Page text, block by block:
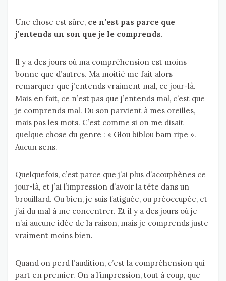
Une chose est sûre, ce n’est pas parce que
j’entends un son que je le comprends.
Il y a des jours où ma compréhension est moins
bonne que d’autres. Ma moitié me fait alors
remarquer que j’entends vraiment mal, ce jour-là.
Mais en fait, ce n’est pas que j’entends mal, c’est que
je comprends mal. Du son parvient à mes oreilles,
mais pas les mots. C’est comme si on me disait
quelque chose du genre : « Glou biblou bam ripe ».
Aucun sens.
Quelquefois, c’est parce que j’ai plus d’acouphènes ce
jour-là, et j’ai l’impression d’avoir la tête dans un
brouillard. Ou bien, je suis fatiguée, ou préoccupée, et
j’ai du mal à me concentrer. Et il y a des jours où je
n’ai aucune idée de la raison, mais je comprends juste
vraiment moins bien.
Quand on perd l’audition, c’est la compréhension qui
part en premier. On a l’impression, tout à coup, que